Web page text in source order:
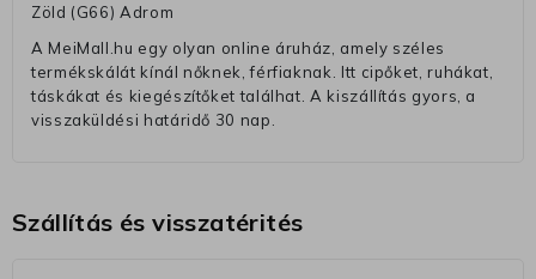
Zöld (G66) Adrom
A MeiMall.hu egy olyan online áruház, amely széles
termékskálát kínál nőknek, férfiaknak. Itt cipőket, ruhákat,
táskákat és kiegészítőket találhat. A kiszállítás gyors, a
visszaküldési határidő 30 nap.
Szállítás és visszatérités